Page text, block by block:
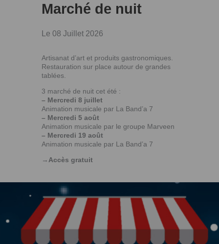
Marché de nuit
Le 08 Juillet 2026
Artisanat d’art et produits gastronomiques.
Restauration sur place autour de grandes
tablées.
3 marché de nuit cet été :
– Mercredi 8 juillet
Animation musicale par La Band’a 7
– Mercredi 5 août
Animation musicale par le groupe Marveen
– Mercredi 19 août
Animation musicale par La Band’a 7
→Accès gratuit